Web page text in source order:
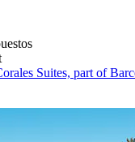
Suites, part of